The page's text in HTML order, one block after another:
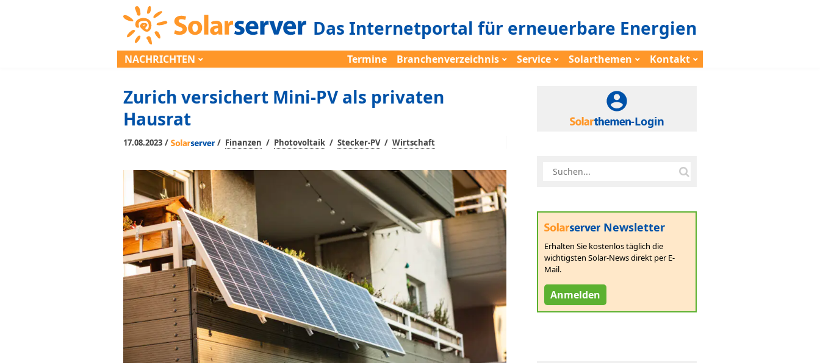
Das Internetportal für erneuerbare Energien
NACHRICHTEN Termine Branchenverzeichnis Service Solarthemen Kontakt
Zurich versichert Mini-PV als privaten
Hausrat
17.08.2023 / / Finanzen / Photovoltaik / Stecker-PV / Wirtschaft
-Login
Newsletter
Erhalten Sie kostenlos täglich die
wichtigsten Solar-News direkt per E-
Mail.
Anmelden